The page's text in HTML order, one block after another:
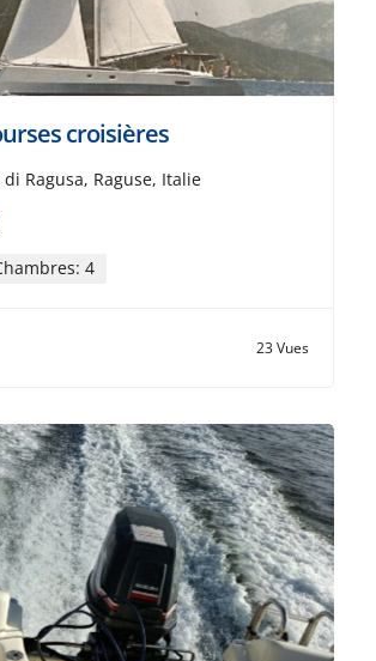
croisières
Ragusa, Raguse, Italie
4
23 Vues